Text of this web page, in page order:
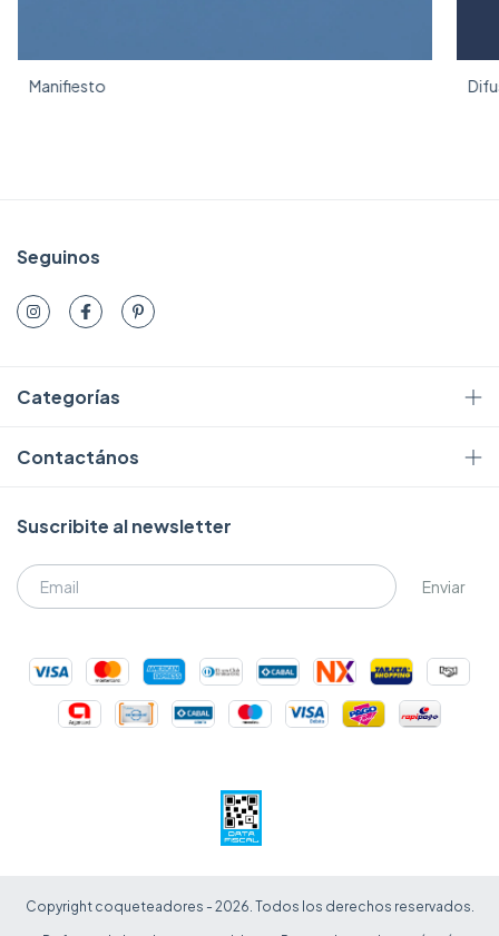
Manifiesto
Seguinos
Categorías
Contactános
Suscribite al newsletter
Copyright coqueteadores - 2026. Todos los derechos reservados.